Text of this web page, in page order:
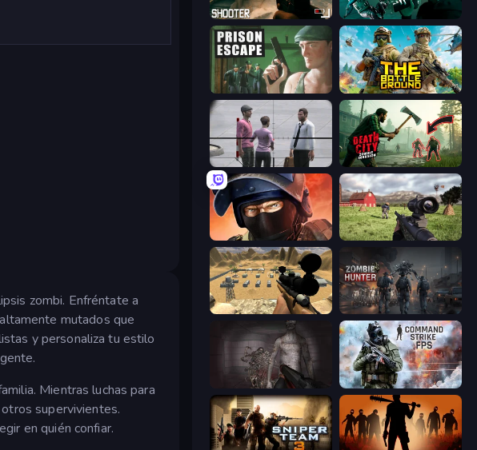
zombi. Enfréntate a
mutados que
y personaliza tu estilo
Mientras luchas para
supervivientes.
en quién confiar.
BodyCamera Shooter Take Actions
Prison Escape The Battleground
Death City Zombie Invasion
Bullet Force Dead Zed
Ghost Sniper Zombie Hunter
Command Strike FPS